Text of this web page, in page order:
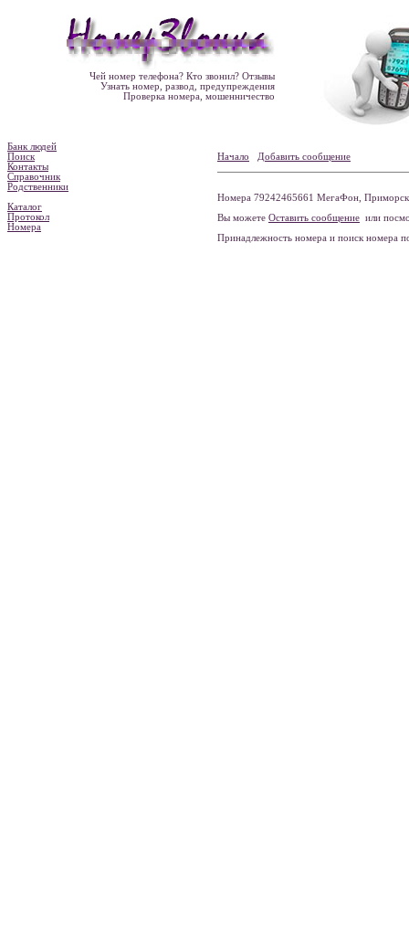
Чей номер телефона? Кто звонил? Отзывы
Узнать номер, развод, предупреждения
Проверка номера, мошенничество
Банк людей
Поиск
Контакты
Справочник
Родственники
Каталог
Протокол
Номера
Начало Добавить сообщение
Номера 79242465661 МегаФон,
Вы можете Оставить сообщение или
Принадлежность номера и поиск номера